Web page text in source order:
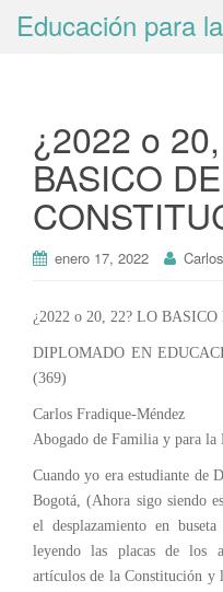
Educación para
¿2022 o
BASICO
enero 17, 2022
¿2022 o 20, 22? LO
DIPLOMADO EN
(369)
Carlos Fradique-Méndez
Abogado de Familia y para la
Cuando yo era estudiante de
Bogotá, (Ahora sigo siendo
el desplazamiento en
leyendo las placas de los
artículos de la Constitución y